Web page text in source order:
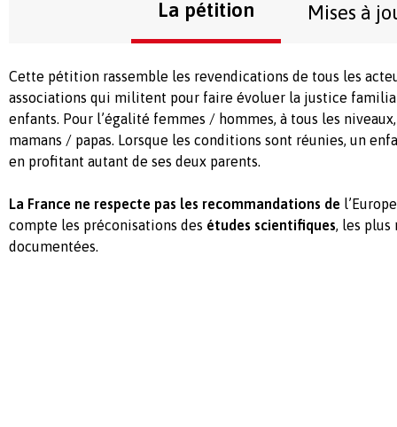
La pétition Mises à
Cette pétition rassemble les revendications de tous les
associations qui militent pour faire évoluer la justice
enfants. Pour l’égalité femmes / hommes, à tous les
mamans / papas. Lorsque les conditions sont réunies, un
en profitant autant de ses deux parents.
La France ne respecte pas les recommandations de
compte les préconisations des études scientifiques, les plus
documentées.